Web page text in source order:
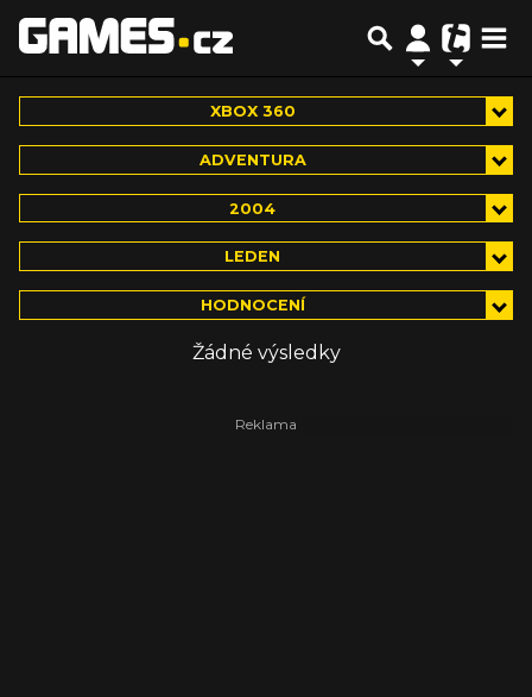
XBOX 360
ADVENTURA
2004
LEDEN
HODNOCENÍ
Žádné výsledky